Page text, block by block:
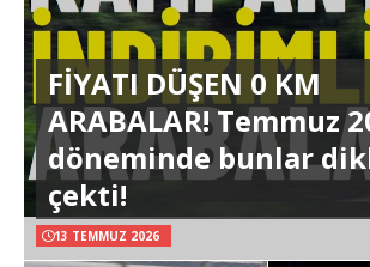
FİYATI DÜŞEN 0 KM
ARABALAR! Temmuz
döneminde bunlar
çekti!
13 TEMMUZ 2026